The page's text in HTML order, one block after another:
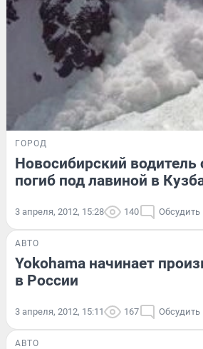
ГОРОД
Новосибирский водитель
погиб под лавиной в
3 апреля, 2012, 15:28 140 Обсудить
АВТО
Yokohama начинает
в России
3 апреля, 2012, 15:11 167 Обсудить
АВТО